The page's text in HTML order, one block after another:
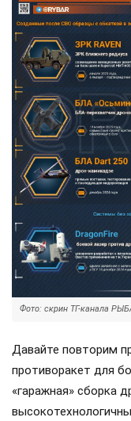
Фото: скрин ТГ-канала
Давайте повторим
противоракет для
«гаражная» сборка